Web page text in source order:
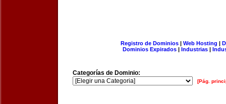
Registro de Dominios| Web Hosting |
Dominios Expirados | Industrias |
Categorías de Dominio:
[Pág.